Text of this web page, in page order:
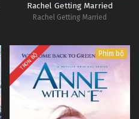
Rachel Getting Married
Rachel Getting Married
TRỌN BỘ Phim bộ